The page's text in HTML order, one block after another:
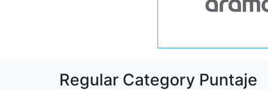
Regular Category Puntaje